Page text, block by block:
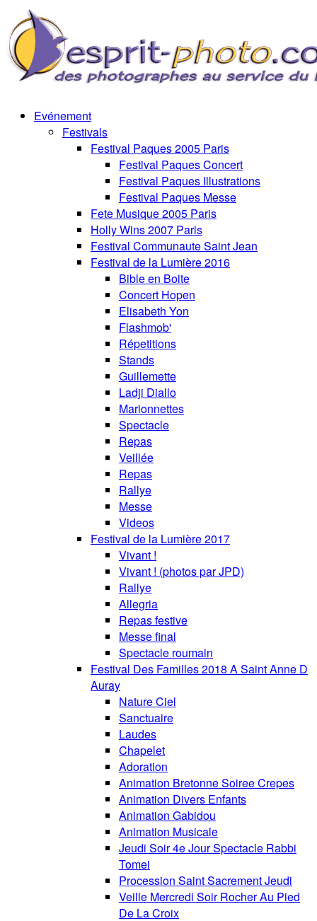
Evénement
Festivals
Festival Paques 2005 Paris
Festival Paques Concert
Festival Paques Illustrations
Festival Paques Messe
Fete Musique 2005 Paris
Holly Wins 2007 Paris
Festival Communaute Saint Jean
Festival de la Lumière 2016
Bible en Boite
Concert Hopen
Elisabeth Yon
Flashmob'
Répetitions
Stands
Guillemette
Ladji Diallo
Marionnettes
Spectacle
Repas
Veillée
Repas
Rallye
Messe
Videos
Festival de la Lumière 2017
Vivant !
Vivant ! (photos par JPD)
Rallye
Allegria
Repas festive
Messe final
Spectacle roumain
Festival Des Familles 2018 A Saint Anne D
Auray
Nature Ciel
Sanctuaire
Laudes
Chapelet
Adoration
Animation Bretonne Soiree Crepes
Animation Divers Enfants
Animation Gabidou
Animation Musicale
Jeudi Soir 4e Jour Spectacle Rabbi
Tomei
Procession Saint Sacrement Jeudi
Veille Mercredi Soir Rocher Au Pied
De La Croix